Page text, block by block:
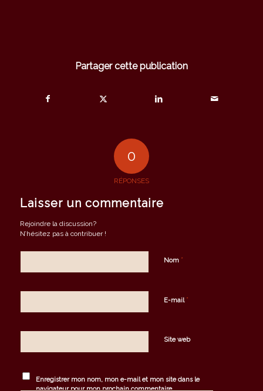
Partager cette publication
0
RÉPONSES
Laisser un commentaire
Rejoindre la discussion?
N’hésitez pas à contribuer !
Nom *
E-mail *
Site web
Enregistrer mon nom, mon e-mail et mon site dans le
navigateur pour mon prochain commentaire.